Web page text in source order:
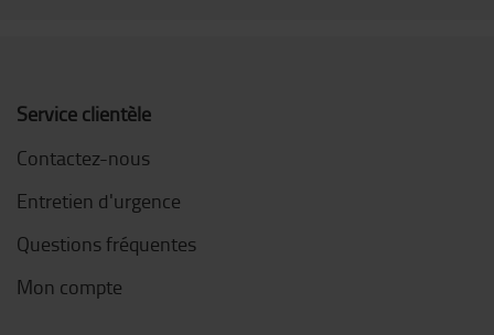
Service clientèle
Contactez-nous
Entretien d'urgence
Questions fréquentes
Mon compte